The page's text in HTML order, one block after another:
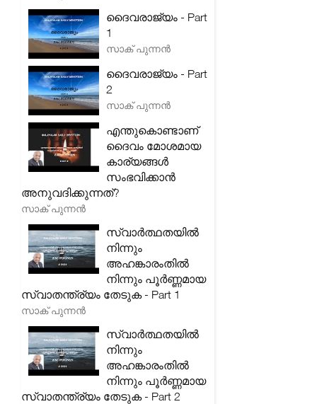
ദൈവരാജ്യം - Part
1
സാക് പുന്നൻ
ദൈവരാജ്യം - Part
2
സാക് പുന്നൻ
എന്തുകൊണ്ടാണ്
ദൈവം മോശമായ
കാര്യങ്ങൾ
സംഭവിക്കാൻ
അനുവദിക്കുന്നത്?
സാക് പുന്നൻ
സ്വാർത്ഥതയിൽ
നിന്നും
അഹങ്കാരംതിൽ
നിന്നും പൂർണ്ണമായ
സ്വാതന്ത്ര്യം തേടുക - Part 1
സാക് പുന്നൻ
സ്വാർത്ഥതയിൽ
നിന്നും
അഹങ്കാരംതിൽ
നിന്നും പൂർണ്ണമായ
സ്വാതന്ത്ര്യം തേടുക - Part 2